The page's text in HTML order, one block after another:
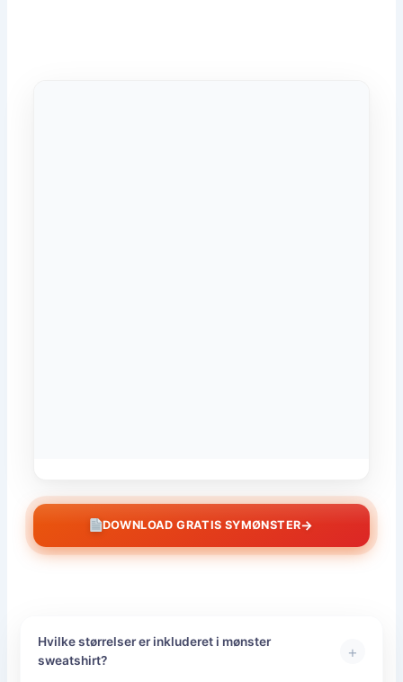
DOWNLOAD GRATIS SYMØNSTER→
Hvilke størrelser er inkluderet i mønster
sweatshirt?
+